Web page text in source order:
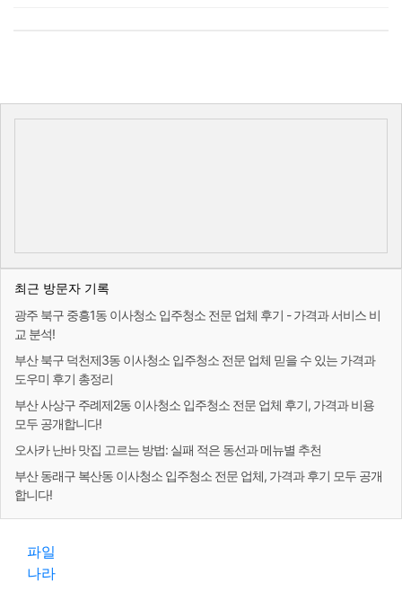
최근 방문자 기록
광주 북구 중흥1동 이사청소 입주청소 전문 업체 후기 - 가격과 서비스 비
교 분석!
부산 북구 덕천제3동 이사청소 입주청소 전문 업체 믿을 수 있는 가격과
도우미 후기 총정리
부산 사상구 주례제2동 이사청소 입주청소 전문 업체 후기, 가격과 비용
모두 공개합니다!
오사카 난바 맛집 고르는 방법: 실패 적은 동선과 메뉴별 추천
부산 동래구 복산동 이사청소 입주청소 전문 업체, 가격과 후기 모두 공개
합니다!
파일
나라